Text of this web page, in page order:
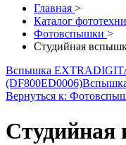
Главная >
Каталог
Фотовспышки >
Студийная
Вспышка
(DF800ED0006)
Вернуться к: